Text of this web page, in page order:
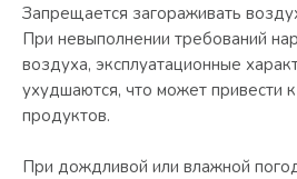
Запрещается загораживать
При невыполнении требований
воздуха, эксплуатационные
ухудшаются, что может привести
продуктов.
При дождливой или влажной